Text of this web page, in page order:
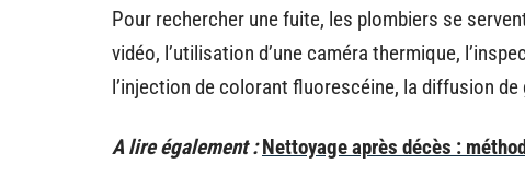
Pour rechercher une fuite, les plombiers se
vidéo, l’utilisation d’une caméra thermique,
l’injection de colorant fluorescéine, la diffusion
A lire également : Nettoyage après décès :